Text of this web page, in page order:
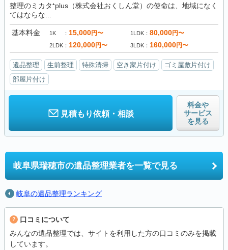
整理のミカタ⁺plus（株式会社おくしん堂）の使命は、地域になく
てはならな...
基本料金 1K 15,000円〜 1LDK 80,000円〜
2LDK 120,000円〜 3LDK 160,000円〜
遺品整理 生前整理 特殊清掃 空き家片付け
ゴミ屋敷片付け
部屋片付け
見積もり依頼・相談
料金や
サービス
を見る
岐阜県瑞穂市の遺品整理業者を一覧で見る
岐阜の遺品整理ランキング
口コミについて
みんなの遺品整理では、サイトを利用した方の口コミのみを掲載
しています。